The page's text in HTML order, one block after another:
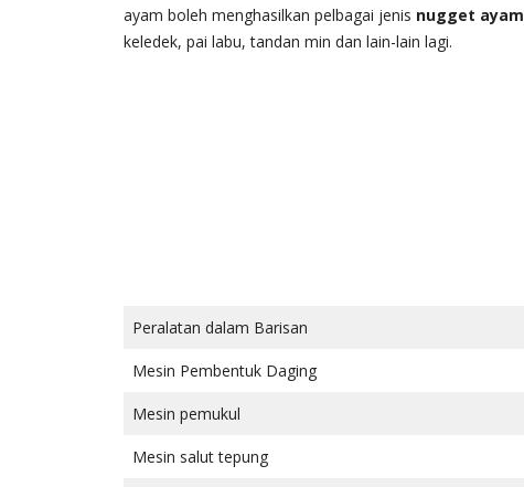
ayam boleh menghasilkan pelbagai jenis nugget ayam
keledek, pai labu, tandan min dan lain-lain lagi.
Peralatan dalam Barisan
Mesin Pembentuk Daging
Mesin pemukul
Mesin salut tepung